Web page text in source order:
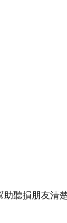
聽損朋友清